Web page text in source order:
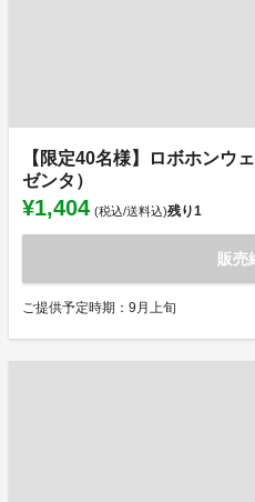
【限定40名様】ロボホン
ゼンタ）
¥1,404 (税込/送料込)残り1
販売
ご提供予定時期：9月上旬